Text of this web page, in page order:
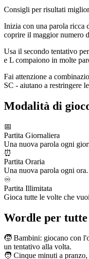
Consigli per risultati
Inizia con una parola
coprire il maggior numero
Usa il secondo tentativo
e L compaiono in molte
Fai attenzione a
SC - aiutano a restringere
Modalità di
📅
Partita Giornaliera
Una nuova parola ogni
⏰
Partita Oraria
Una nuova parola ogni ora.
♾️
Partita Illimitata
Gioca tutte le volte che
Wordle per tutte
🧒 Bambini: giocano con
un tentativo alla volta.
🧑 Cinque minuti a